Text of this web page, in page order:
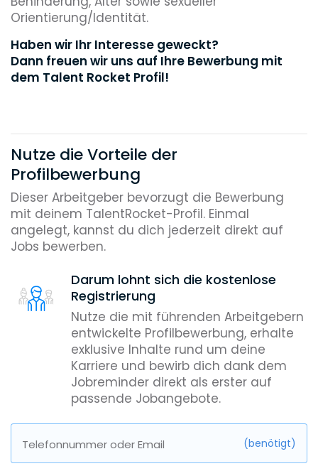
Orientierung/Identität.
Haben wir Ihr Interesse geweckt?
Dann freuen wir uns auf Ihre Bewerbung mit
dem Talent Rocket Profil!
Nutze die Vorteile der
Profilbewerbung
Dieser Arbeitgeber bevorzugt die Bewerbung
mit deinem TalentRocket-Profil. Einmal
angelegt, kannst du dich jederzeit direkt auf
Jobs bewerben.
Darum lohnt sich die kostenlose
Registrierung
Nutze die mit führenden Arbeitgebern
entwickelte Profilbewerbung, erhalte
exklusive Inhalte rund um deine
Karriere und bewirb dich dank dem
Jobreminder direkt als erster auf
passende Jobangebote.
Telefonnummer oder Email (benötigt)